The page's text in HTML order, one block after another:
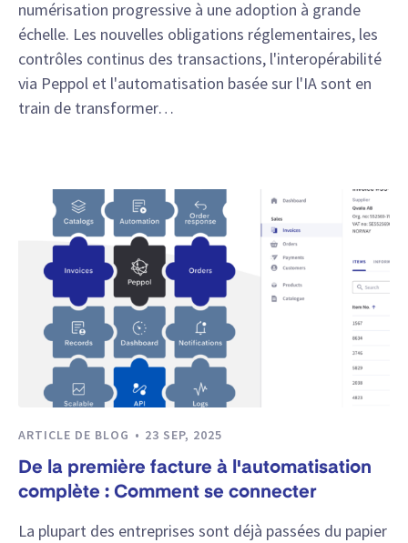
numérisation progressive à une adoption à grande
échelle. Les nouvelles obligations réglementaires, les
contrôles continus des transactions, l'interopérabilité
via Peppol et l'automatisation basée sur l'IA sont en
train de transformer…
ARTICLE DE BLOG 23 SEP, 2025
De la première facture à l'automatisation
complète : Comment se connecter
La plupart des entreprises sont déjà passées du papier